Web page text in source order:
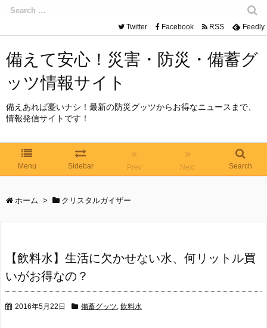
備えて安心！災害・防災・備蓄グ
ッツ情報サイト
備えあれば憂いナシ！最新の防災グッツからお得なニュースまで、
情報発信サイトです！
Menu Sidebar
«
Prev
»
Next Search
Twitter Facebook RSS Feedly
ホーム > クリスタルガイザー
【飲料水】生活に欠かせない水、何リットル買
いがお得なの？
2016年5月22日 備蓄グッツ, 飲料水